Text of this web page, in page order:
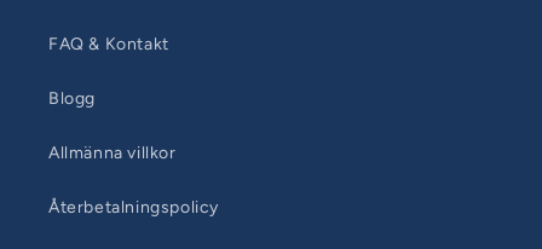
FAQ & Kontakt
Blogg
Allmänna villkor
Återbetalningspolicy